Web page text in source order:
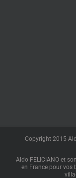
Copyright 2015
Aldo FELICIANO et
en France pour vos